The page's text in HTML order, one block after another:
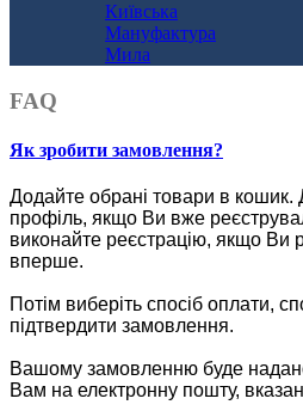
Київська
Мануфактура
Мила
FAQ
Як зробити замовлення?
Додайте обрані товари в кошик.
профіль, якщо Ви вже
виконайте реєстрацію, якщо Ви
вперше.
Потім виберіть спосіб оплати,
підтвердити замовлення.
Вашому замовленню буде
Вам на електронну пошту,